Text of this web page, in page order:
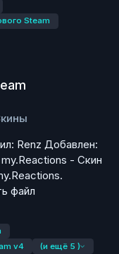
Steam
Renz Добавлен:
- Скин
файл
v4 (и ещё 5 )